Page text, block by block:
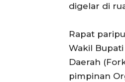
digelar di
Rapat
Wakil
Daerah
pimpinan